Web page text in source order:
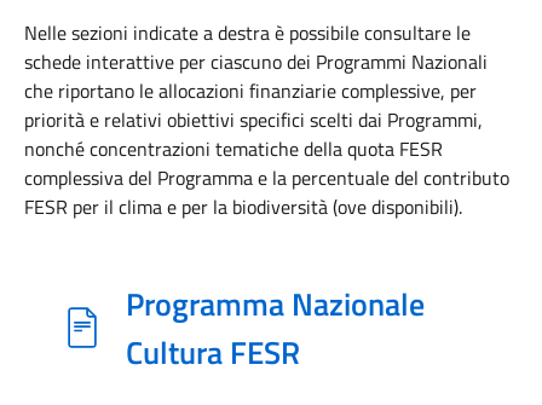
Nelle sezioni indicate a destra è possibile consultare le
schede interattive per ciascuno dei Programmi Nazionali
che riportano le allocazioni finanziarie complessive, per
priorità e relativi obiettivi specifici scelti dai Programmi,
nonché concentrazioni tematiche della quota FESR
complessiva del Programma e la percentuale del contributo
FESR per il clima e per la biodiversità (ove disponibili).
Programma Nazionale
Cultura FESR